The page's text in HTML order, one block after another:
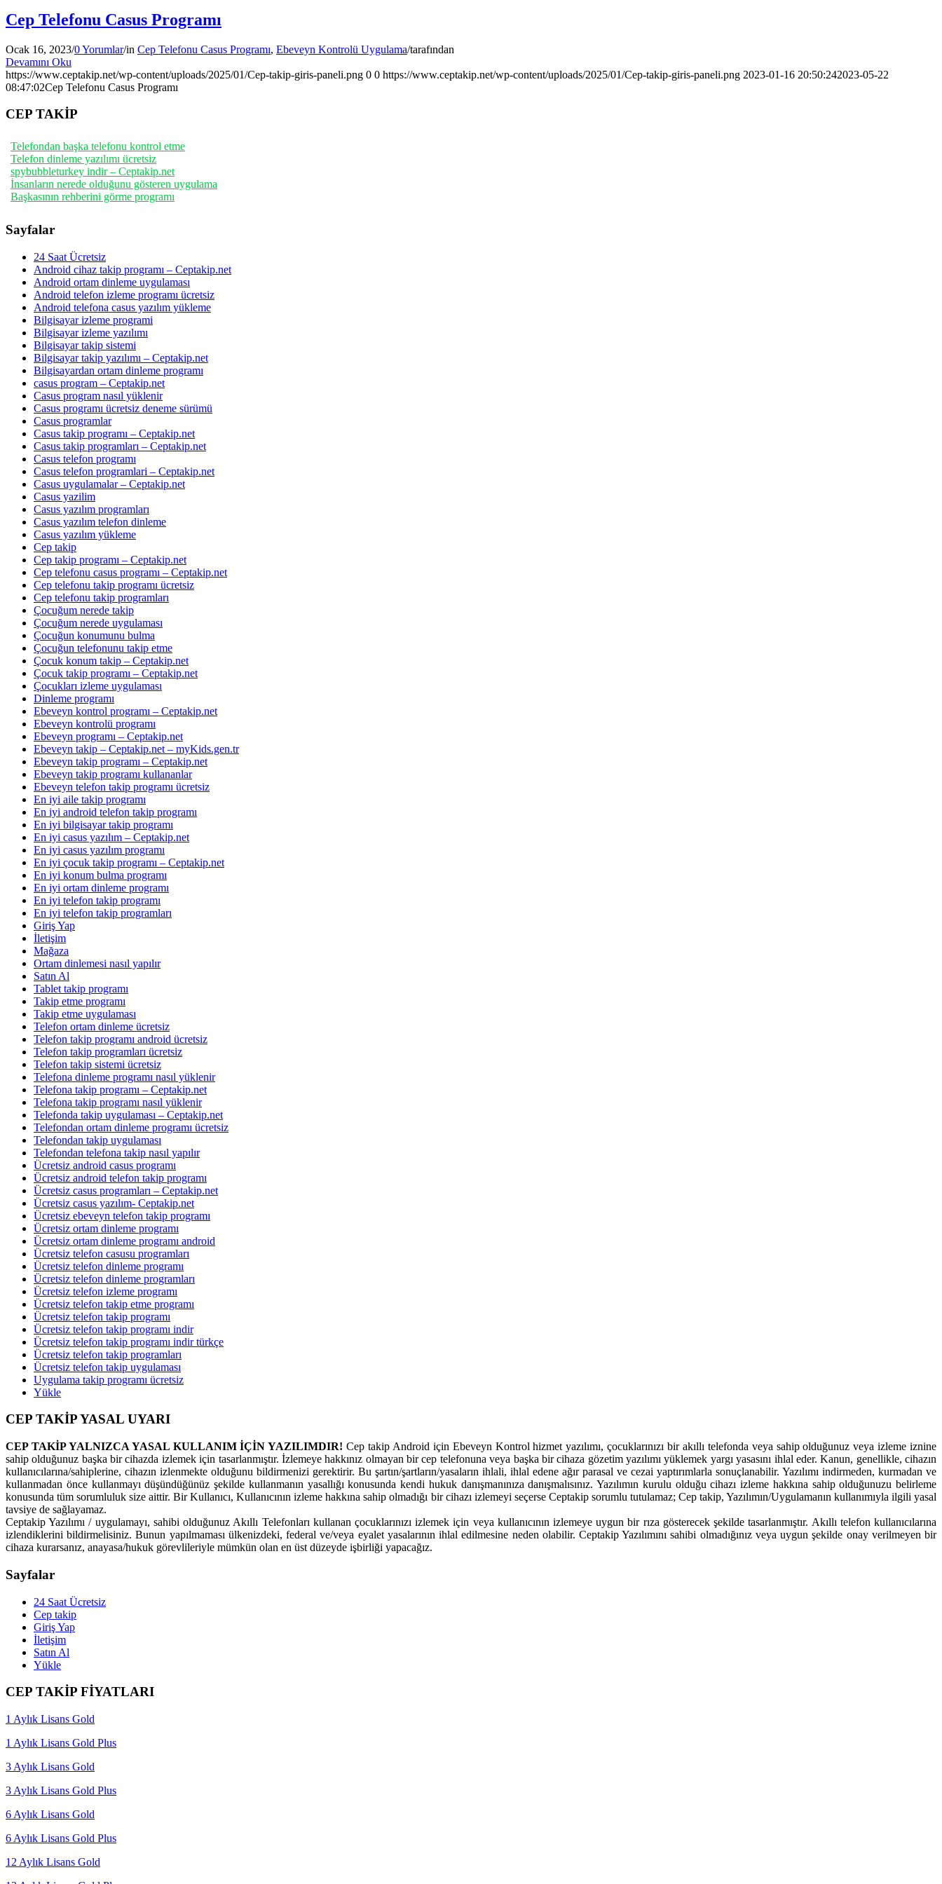
Cep Telefonu Casus Programı
Ocak 16, 2023/0 Yorumlar/in Cep Telefonu Casus Programı, Ebeveyn Kontrolü Uygulama/tarafından
Devamını Oku
https://www.ceptakip.net/wp-content/uploads/2025/01/Cep-takip-giris-paneli.png 0 0 https://www.ceptakip.net/wp-content/uploads/2025/01/Cep-takip-giris-paneli.png 2023-01-16 20:50:242023-05-22
08:47:02Cep Telefonu Casus Programı
CEP TAKİP
Telefondan başka telefonu kontrol etme
Telefon dinleme yazılımı ücretsiz
spybubbleturkey indir – Ceptakip.net
İnsanların nerede olduğunu gösteren uygulama
Başkasının rehberini görme programı
Sayfalar
24 Saat Ücretsiz
Android cihaz takip programı – Ceptakip.net
Android ortam dinleme uygulaması
Android telefon izleme programı ücretsiz
Android telefona casus yazılım yükleme
Bilgisayar izleme programi
Bilgisayar izleme yazılımı
Bilgisayar takip sistemi
Bilgisayar takip yazılımı – Ceptakip.net
Bilgisayardan ortam dinleme programı
casus program – Ceptakip.net
Casus program nasıl yüklenir
Casus programı ücretsiz deneme sürümü
Casus programlar
Casus takip programı – Ceptakip.net
Casus takip programları – Ceptakip.net
Casus telefon programı
Casus telefon programlari – Ceptakip.net
Casus uygulamalar – Ceptakip.net
Casus yazilim
Casus yazılım programları
Casus yazılım telefon dinleme
Casus yazılım yükleme
Cep takip
Cep takip programı – Ceptakip.net
Cep telefonu casus programı – Ceptakip.net
Cep telefonu takip programı ücretsiz
Cep telefonu takip programları
Çocuğum nerede takip
Çocuğum nerede uygulaması
Çocuğun konumunu bulma
Çocuğun telefonunu takip etme
Çocuk konum takip – Ceptakip.net
Çocuk takip programı – Ceptakip.net
Çocukları izleme uygulaması
Dinleme programı
Ebeveyn kontrol programı – Ceptakip.net
Ebeveyn kontrolü programı
Ebeveyn programı – Ceptakip.net
Ebeveyn takip – Ceptakip.net – myKids.gen.tr
Ebeveyn takip programı – Ceptakip.net
Ebeveyn takip programı kullananlar
Ebeveyn telefon takip programı ücretsiz
En iyi aile takip programı
En iyi android telefon takip programı
En iyi bilgisayar takip programı
En iyi casus yazılım – Ceptakip.net
En iyi casus yazılım programı
En iyi çocuk takip programı – Ceptakip.net
En iyi konum bulma programı
En iyi ortam dinleme programı
En iyi telefon takip programı
En iyi telefon takip programları
Giriş Yap
İletişim
Mağaza
Ortam dinlemesi nasıl yapılır
Satın Al
Tablet takip programı
Takip etme programı
Takip etme uygulaması
Telefon ortam dinleme ücretsiz
Telefon takip programı android ücretsiz
Telefon takip programları ücretsiz
Telefon takip sistemi ücretsiz
Telefona dinleme programı nasıl yüklenir
Telefona takip programı – Ceptakip.net
Telefona takip programı nasıl yüklenir
Telefonda takip uygulaması – Ceptakip.net
Telefondan ortam dinleme programı ücretsiz
Telefondan takip uygulaması
Telefondan telefona takip nasıl yapılır
Ücretsiz android casus programı
Ücretsiz android telefon takip programı
Ücretsiz casus programları – Ceptakip.net
Ücretsiz casus yazılım- Ceptakip.net
Ücretsiz ebeveyn telefon takip programı
Ücretsiz ortam dinleme programı
Ücretsiz ortam dinleme programı android
Ücretsiz telefon casusu programları
Ücretsiz telefon dinleme programı
Ücretsiz telefon dinleme programları
Ücretsiz telefon izleme programı
Ücretsiz telefon takip etme programı
Ücretsiz telefon takip programı
Ücretsiz telefon takip programı indir
Ücretsiz telefon takip programı indir türkçe
Ücretsiz telefon takip programları
Ücretsiz telefon takip uygulaması
Uygulama takip programı ücretsiz
Yükle
CEP TAKİP YASAL UYARI
CEP TAKİP YALNIZCA YASAL KULLANIM İÇİN YAZILIMDIR! Cep takip Android için Ebeveyn Kontrol hizmet yazılımı, çocuklarınızı bir akıllı telefonda veya sahip olduğunuz veya izleme iznine
sahip olduğunuz başka bir cihazda izlemek için tasarlanmıştır. İzlemeye hakkınız olmayan bir cep telefonuna veya başka bir cihaza gözetim yazılımı yüklemek yargı yasasını ihlal eder. Kanun, genellikle, cihazın
kullanıcılarına/sahiplerine, cihazın izlenmekte olduğunu bildirmenizi gerektirir. Bu şartın/şartların/yasaların ihlali, ihlal edene ağır parasal ve cezai yaptırımlarla sonuçlanabilir. Yazılımı indirmeden, kurmadan ve
kullanmadan önce kullanmayı düşündüğünüz şekilde kullanmanın yasallığı konusunda kendi hukuk danışmanınıza danışmalısınız. Yazılımın kurulu olduğu cihazı izleme hakkına sahip olduğunuzu belirleme
konusunda tüm sorumluluk size aittir. Bir Kullanıcı, Kullanıcının izleme hakkına sahip olmadığı bir cihazı izlemeyi seçerse Ceptakip sorumlu tutulamaz; Cep takip, Yazılımın/Uygulamanın kullanımıyla ilgili yasal
tavsiye de sağlayamaz.
Ceptakip Yazılımı / uygulamayı, sahibi olduğunuz Akıllı Telefonları kullanan çocuklarınızı izlemek için veya kullanıcının izlemeye uygun bir rıza gösterecek şekilde tasarlanmıştır. Akıllı telefon kullanıcılarına
izlendiklerini bildirmelisiniz. Bunun yapılmaması ülkenizdeki, federal ve/veya eyalet yasalarının ihlal edilmesine neden olabilir. Ceptakip Yazılımını sahibi olmadığınız veya uygun şekilde onay verilmeyen bir
cihaza kurarsanız, anayasa/hukuk görevlileriyle mümkün olan en üst düzeyde işbirliği yapacağız.
Sayfalar
24 Saat Ücretsiz
Cep takip
Giriş Yap
İletişim
Satın Al
Yükle
CEP TAKİP FİYATLARI
1 Aylık Lisans Gold
1 Aylık Lisans Gold Plus
3 Aylık Lisans Gold
3 Aylık Lisans Gold Plus
6 Aylık Lisans Gold
6 Aylık Lisans Gold Plus
12 Aylık Lisans Gold